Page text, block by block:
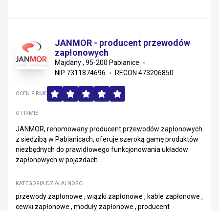
JANMOR - producent przewodów
zapłonowych
Majdany , 95-200 Pabianice
NIP 7311874696
REGON 473206850
O FIRMIE
JANMOR, renomowany producent przewodów zapłonowych
z siedzibą w Pabianicach, oferuje szeroką gamę produktów
niezbędnych do prawidłowego funkcjonowania układów
zapłonowych w pojazdach....
KATEGORIA DZIAŁALNOŚCI
przewody zapłonowe , wiązki zapłonowe , kable zapłonowe ,
cewki zapłonowe , moduły zapłonowe , producent
OCEŃ FIRMĘ